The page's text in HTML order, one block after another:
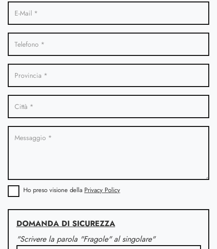
Ho preso visione della Privacy Policy
DOMANDA DI SICUREZZA
"Scrivere la parola "Fragole" al singolare"